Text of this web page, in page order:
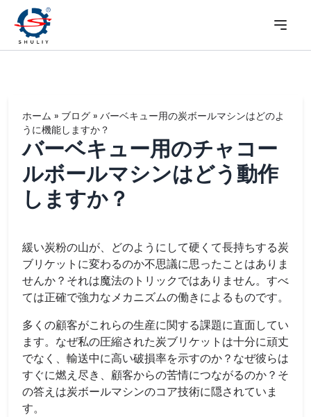
ホーム » ブログ » バーベキュー用の炭ボールマシンはどのよ
うに機能しますか？
バーベキュー用のチャコー
ルボールマシンはどう動作
しますか？
緩い炭粉の山が、どのようにして硬くて長持ちする炭
ブリケットに変わるのか不思議に思ったことはありま
せんか？それは魔法のトリックではありません。すべ
ては正確で強力なメカニズムの働きによるものです。
多くの顧客がこれらの生産に関する課題に直面してい
ます。なぜ私の圧縮された炭ブリケットは十分に頑丈
でなく、輸送中に高い破損率を示すのか？なぜ彼らは
すぐに燃え尽き、顧客からの苦情につながるのか？そ
の答えは炭ボールマシンのコア技術に隠されていま
す。